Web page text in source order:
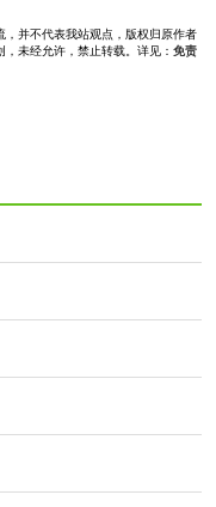
并不代表我站观点，版权归原作者
未经允许，禁止转载。详见： 免责